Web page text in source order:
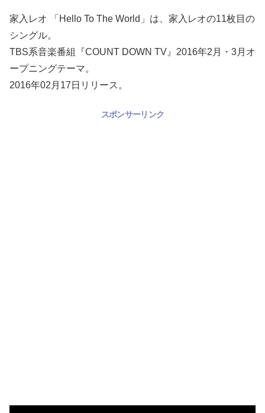
家入レオ 「Hello To The World」は、家入レオの11枚目の
シングル。
TBS系音楽番組『COUNT DOWN TV』2016年2月・3月オ
ープニングテーマ。
2016年02月17日リリース。
スポンサーリンク